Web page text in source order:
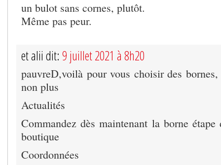
un bulot sans cornes, plutôt.
Même pas peur.
et alii dit: 9 juillet 2021 à 8h20
pauvreD,voilà pour vous choisir des
non plus
Actualités
Commandez dès maintenant la borne
boutique
Coordonnées